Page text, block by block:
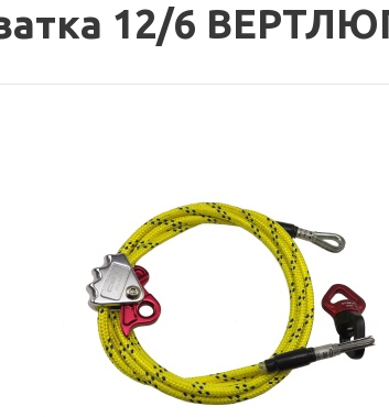
12/6